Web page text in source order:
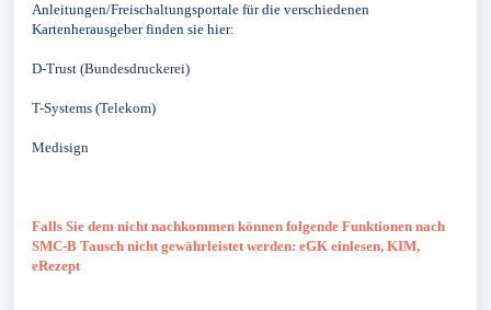
Anleitungen/Freischaltungsportale für die verschiedenen
Kartenherausgeber finden sie hier:
D-Trust (Bundesdruckerei)
T-Systems (Telekom)
Medisign
Falls Sie dem nicht nachkommen können folgende Funktionen nach
SMC-B Tausch nicht gewährleistet werden: eGK einlesen, KIM,
eRezept